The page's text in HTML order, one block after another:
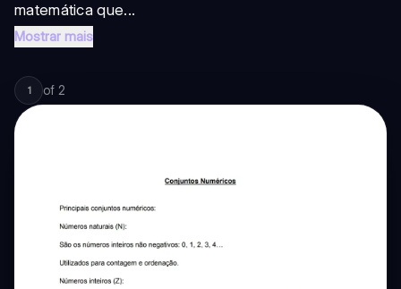
matemática que...
Mostrar mais
1 of 2